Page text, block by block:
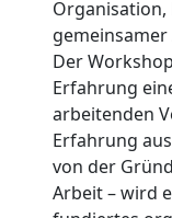
Der
Erfahrung
arbeitenden
Erfahrung
von der
Arbeit – wird